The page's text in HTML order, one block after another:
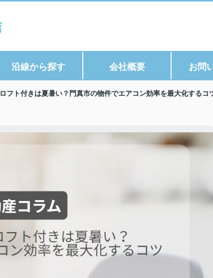
沿線から探す 会社概要 お問
ロフト付きは夏暑い？門真市の物件でエアコン効率を最大化するコ